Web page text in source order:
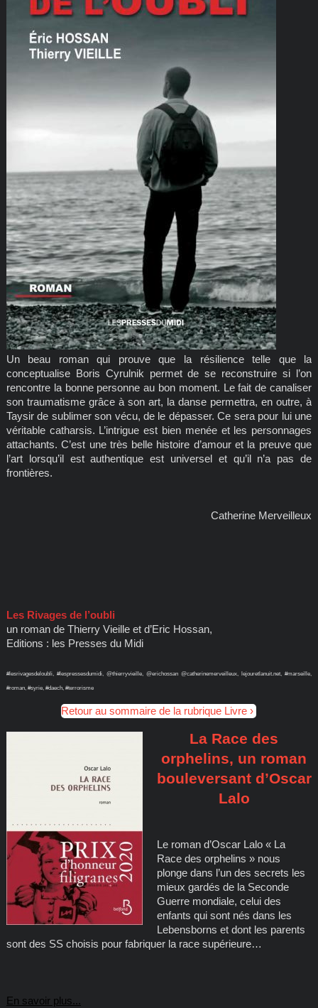
Un beau roman qui prouve que la résilience telle que la
conceptualise Boris Cyrulnik permet de se reconstruire si l’on
rencontre la bonne personne au bon moment. Le fait de canaliser
son traumatisme grâce à son art, la danse permettra, en outre, à
Taysir de sublimer son vécu, de le dépasser. Ce sera pour lui une
véritable catharsis. L’intrigue est bien menée et les personnages
attachants. C’est une très belle histoire d’amour et la preuve que
l’art lorsqu’il est authentique est universel et qu’il n’a pas de
frontières.
Catherine Merveilleux
Les Rivages de l’oubli
un roman de Thierry Vieille et d’Eric Hossan,
Editions : les Presses du Midi
#lesrivagesdeloubli, #lespressesdumidi, @thierryvieille, @erichossan @catherinemerveilleux, lejouretlanuit.net, #marseille,
#roman, #syrie, #daech, #terrorisme
Retour au sommaire de la rubrique Livre
La Race des
orphelins, un roman
bouleversant d’Oscar
Lalo
Le roman d’Oscar Lalo « La
Race des orphelins » nous
plonge dans l’un des secrets les
mieux gardés de la Seconde
Guerre mondiale, celui des
enfants qui sont nés dans les
Lebensborns et dont les parents
sont des SS choisis pour fabriquer la race supérieure…
En savoir plus...